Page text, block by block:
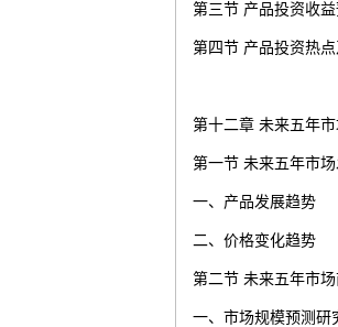
第三节 产品投资收益
第四节 产品投资热
第十二章 未来五年
第一节 未来五年市
一、产品发展趋势
二、价格变化趋势
第二节 未来五年市场
一、市场规模预测研